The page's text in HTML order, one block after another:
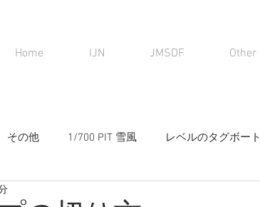
Home IJN JMSDF Other
その他 1/700 PIT 雪風 レベルのタグボート